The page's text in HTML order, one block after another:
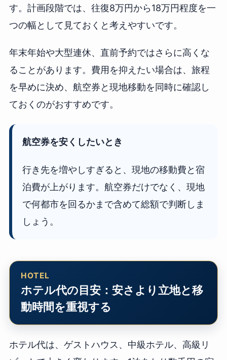
す。計画段階では、往復8万円から18万円程度を一
つの幅として見ておくと考えやすいです。
年末年始や大型連休、直前予約ではさらに高くな
ることがあります。費用を抑えたい場合は、旅程
を早めに決め、航空券と現地移動を同時に確認し
ておくのがおすすめです。
航空券を安くしたいとき
行き先を増やしすぎると、現地の移動費と宿
泊費が上がります。航空券だけでなく、現地
で何都市を回るかまで含めて総額で判断しま
しょう。
ホテル代の目安：安さより立地と移
動時間を重視する
ホテル代は、ゲストハウス、中級ホテル、高級リ